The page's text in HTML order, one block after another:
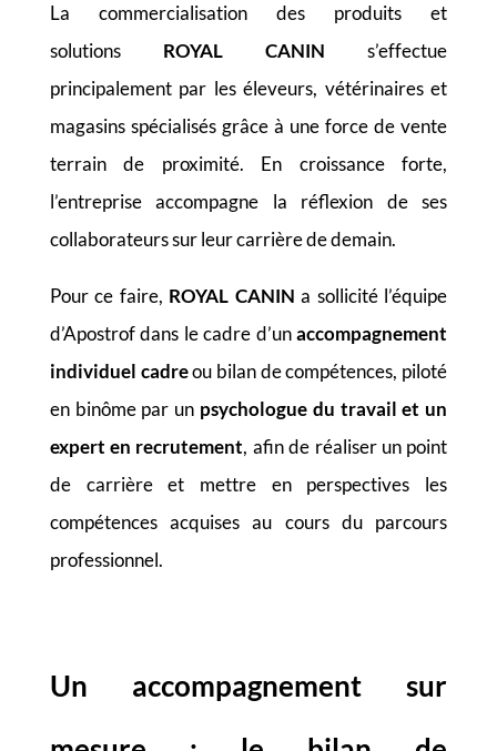
La commercialisation des produits et
solutions ROYAL CANIN s’effectue
principalement par les éleveurs, vétérinaires et
magasins spécialisés grâce à une force de vente
terrain de proximité. En croissance forte,
l’entreprise accompagne la réflexion de ses
collaborateurs sur leur carrière de demain.
Pour ce faire, ROYAL CANIN a sollicité l’équipe
d’Apostrof dans le cadre d’unaccompagnement
individuel cadreou bilan de compétences, piloté
en binôme par un psychologue du travail et un
expert en recrutement, afin de réaliser un point
de carrière et mettre en perspectives les
compétences acquises au cours du parcours
professionnel.
Un accompagnement sur